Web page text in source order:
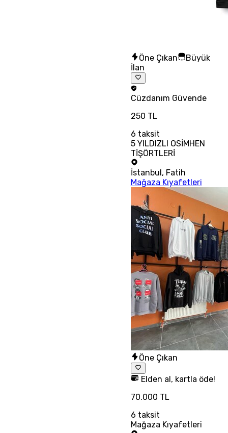
Öne Çıkan
Büyük
İlan
Cüzdanım Güvende
250 TL
6 taksit
5 YILDIZLI OSİMHEN
TİŞÖRTLERİ
İstanbul, Fatih
Mağaza Kıyafetleri
Öne Çıkan
Elden al, kartla öde!
70.000 TL
6 taksit
Mağaza Kıyafetleri